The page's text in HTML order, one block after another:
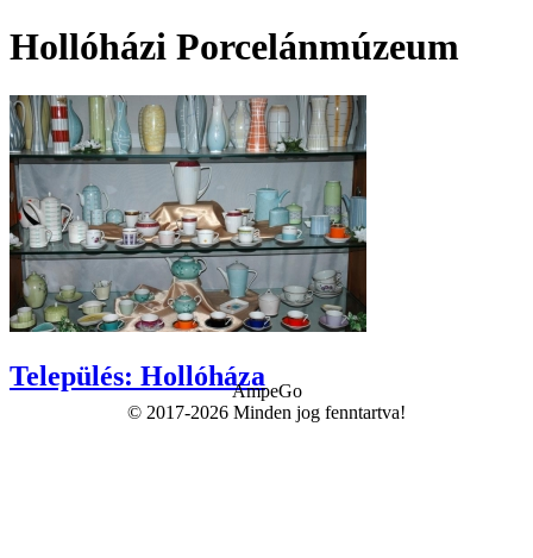
Hollóházi Porcelánmúzeum
Település: HollóházaAmpeGo
© 2017-2026 Minden jog fenntartva!